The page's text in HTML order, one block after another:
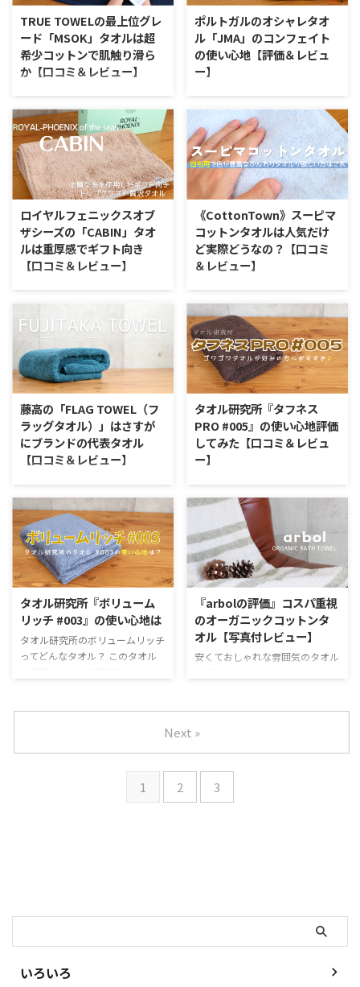
利ですが、タオルの品質からパッ
ケージまでトータルで贈り物にし
やすいというのが便利ですね。
ちなみにsara-laのタオルは今治タ
オルソムリエがデザインしてお
極上の仕上がりになっています。
今回紹介するのは『礼-re ...
は生活雑貨も豊富に揃っているん
です。 特に食器が素敵で、使い
やすそうなオシャレなお皿やカッ
プが明らかにお値段以上の魅力を
出しています。今回は東京インテ
とって使い心地を確認していきま
す。 東京インテリア「if wave」
...
TRUE TOWELの最上位グレ
ード「MSOK」タオルは超
希少コットンで肌触り滑ら
か【口コミ＆レビュー】
スオーケー）」ってどんなタオ
ル？ このタオルの特徴 ※タオル
特徴アイコンの説明をご覧になる
方はコチラ TRUE
TOWEL「MSOK」とは？ 今治の
実力派タオルメーカーである正岡
タオルが直営するブランドTRUE
TOWEL。こちらのブランドが送
る2023年最新のタオルが
「MSOK（エムエスオーケー）」
なのです。 そして、MSOKはタオ
において、最上位に位置づけられ
るとにかく品質にこだわったシリ
ーズなのです。 モ ...
ポルトガルのオシャレタオ
ル「JMA」のコンフェイト
の使い心地【評価＆レビュ
ー】
タオルの特徴 ※タオル特徴アイ
コンの説明をご覧になる方はコチ
ラ タオルメーカー「JMA」につ
いて JMA（ジェイエムエー）とい
うブランドをご存知でしょうか。
雑貨屋さんやオシャレアイテムに
敏感な方だと、もしかしたら気に
なったことがあるかもしれませ
ん。 実はJMAというのはポルトガ
ルの人気タオルブランドであり、
ヨーロッパでは最大規模のタオル
ンポートブランドの中でも特に技
術力が高く、カラフルで特徴でデ
ザインのタオルラインナ ...
ロイヤルフェニックスオブ
ザシーズの「CABIN」タオ
ルは重厚感でギフト向き
【口コミ＆レビュー】
オル？ このタオルの特徴 ※タオ
ル特徴アイコンの説明をご覧にな
る方はコチラ ロイヤルフェニッ
クスオブザシーズの「CABIN」と
は？ 「ROYAL PHOENIX of the
seas（ロイヤルフェニックスオブ
ザシーズ）」という最上位モデ
ル。それがCABIN（キャビン）と
いうシリーズのタオルです。 ロイ
ヤルフェニックスは今治の老舗タ
オルメーカーが運営するプライベ
海外のブランドのようなしっかり
として重厚感のあるタ ...
《CottonTown》スーピマ
コットンタオルは人気だけ
ど実際どうなの？【口コミ
＆レビュー】
なタオル？ このタオルの特徴 ※
タオル特徴アイコンの説明をご覧
になる方はコチラ Cotton Town
のスーピマコットンタオル こだ
わりタオルと寝具を取り扱うお店
「Cotton Town（コットンタウ
ン）」をご存知でしょうか。 楽
天市場にあるタオルを取り扱うな
かでも人気あるアイテムを販売し
ているお店。タオルを探している
方なら目にしたことがある方もい
回はCotton Townの中でも特に人
気があるスーピマコットンタオル
を試してみました。写真つきで解
...
藤高の「FLAG TOWEL（フ
ラッグタオル）」はさすが
にブランドの代表タオル
【口コミ＆レビュー】
ってどんなタオル？ このタオル
の特徴 ※タオル特徴アイコンの
説明をご覧になる方はコチラ
「FLAG TOWEL」の特徴について
藤高タオルが、メーカーのフラッ
グシップとなるタオルとして作っ
たのが「フラッグタオル」です。
フラッグシップは、ビジネス用語
だったりするのですが、ブランド
の商品の中で代表となるものとい
う意味です。ブランドの顔となる
タオル研究所『タフネス
PRO #005』の使い心地評価
してみた【口コミ＆レビュ
ー】
どんなタオル？ このタオルの特
徴 ※タオル特徴アイコンの説明
をご覧になる方はコチラ タオル
研究所「タフネス PRO #005」の
特徴について コストパフォーマ
ンスが抜群ということで、気にし
ている方の多い「タオル研究所」
のタオル。Amazonで購入できる
タオルなのですが、以外に種類が
多くてわかりにくくもあります。
今回はタオル研究所のシリーズの
のタ ...
タオル研究所『ボリューム
リッチ #003』の使い心地は
タオル研究所のボリュームリッチ
ってどんなタオル？ このタオル
ル研究所」のタオル。Amazonで
購入できるタオルでは人気がある
ブランドです。 今回はタオル研
究所のシリーズの中でも、もっと
『arbolの評価』コスパ重視
のオーガニックコットンタ
オル【写真付レビュー】
安くておしゃれな雰囲気のタオル
ので、つい期待してしまう一枚。
今回はこのタオルの使い心地を実
際に購入して使った感想を書いて
いきます。 「arbol」FULLFY
TOWELってどんなタオル？ この
1 2 3
Next »
いろいろ